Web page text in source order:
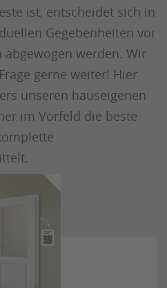
ist, entscheidet sich in
Gegebenheiten vor
werden. Wir
gerne weiter! Hier
unseren hauseigenen
im Vorfeld die beste